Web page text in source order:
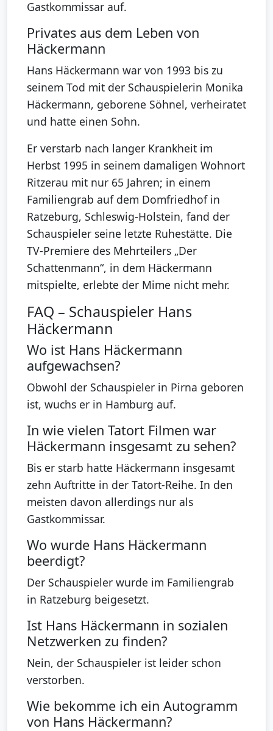
Gastkommissar auf.
Privates aus dem Leben von
Häckermann
Hans Häckermann war von 1993 bis zu
seinem Tod mit der Schauspielerin Monika
Häckermann, geborene Söhnel, verheiratet
und hatte einen Sohn.
Er verstarb nach langer Krankheit im
Herbst 1995 in seinem damaligen Wohnort
Ritzerau mit nur 65 Jahren; in einem
Familiengrab auf dem Domfriedhof in
Ratzeburg, Schleswig-Holstein, fand der
Schauspieler seine letzte Ruhestätte. Die
TV-Premiere des Mehrteilers „Der
Schattenmann“, in dem Häckermann
mitspielte, erlebte der Mime nicht mehr.
FAQ – Schauspieler Hans
Häckermann
Wo ist Hans Häckermann
aufgewachsen?
Obwohl der Schauspieler in Pirna geboren
ist, wuchs er in Hamburg auf.
In wie vielen Tatort Filmen war
Häckermann insgesamt zu sehen?
Bis er starb hatte Häckermann insgesamt
zehn Auftritte in der Tatort-Reihe. In den
meisten davon allerdings nur als
Gastkommissar.
Wo wurde Hans Häckermann
beerdigt?
Der Schauspieler wurde im Familiengrab
in Ratzeburg beigesetzt.
Ist Hans Häckermann in sozialen
Netzwerken zu finden?
Nein, der Schauspieler ist leider schon
verstorben.
Wie bekomme ich ein Autogramm
von Hans Häckermann?